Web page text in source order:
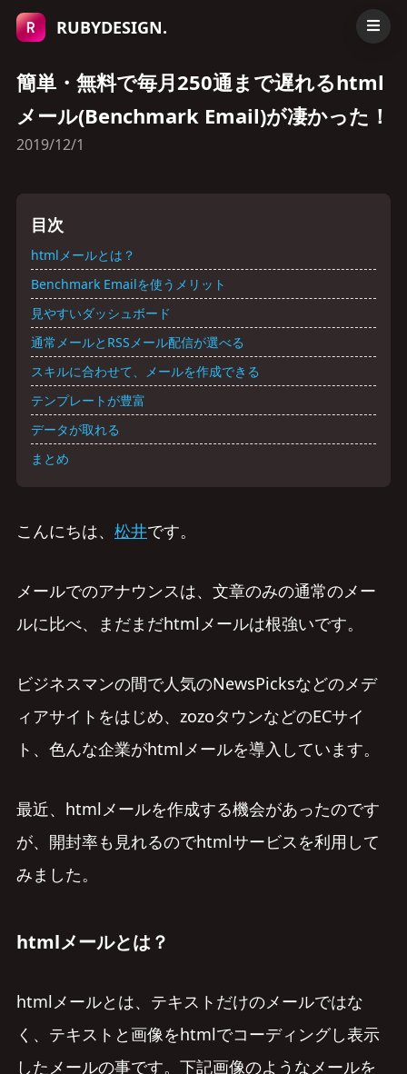
RUBYDESIGN.
簡単・無料で毎月250通まで遅れるhtml
メール(Benchmark Email)が凄かった！
2019/12/1
目次
htmlメールとは？
Benchmark Emailを使うメリット
見やすいダッシュボード
通常メールとRSSメール配信が選べる
スキルに合わせて、メールを作成できる
テンプレートが豊富
データが取れる
まとめ
こんにちは、 松井です。
メールでのアナウンスは、文章のみの通常のメー
ルに比べ、まだまだhtmlメールは根強いです。
ビジネスマンの間で人気のNewsPicksなどのメデ
ィアサイトをはじめ、zozoタウンなどのECサイ
ト、色んな企業がhtmlメールを導入しています。
最近、htmlメールを作成する機会があったのです
が、開封率も見れるのでhtmlサービスを利用して
みました。
htmlメールとは？
htmlメールとは、テキストだけのメールではな
く、テキストと画像をhtmlでコーディングし表示
したメールの事です。下記画像のようなメールを